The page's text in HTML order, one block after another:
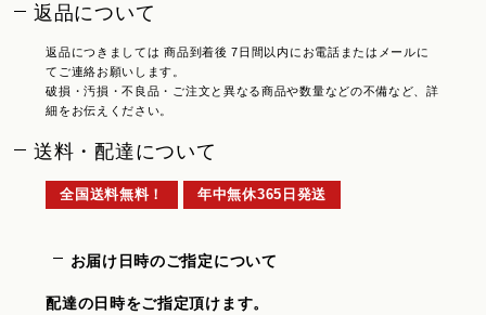
返品について
返品につきましては 商品到着後 7日間以内にお電話またはメールに
てご連絡お願いします。
破損・汚損・不良品・ご注文と異なる商品や数量などの不備など、詳
細をお伝えください。
送料・配達について
全国送料無料！ 年中無休365日発送
お届け日時のご指定について
配達の日時をご指定頂けます。